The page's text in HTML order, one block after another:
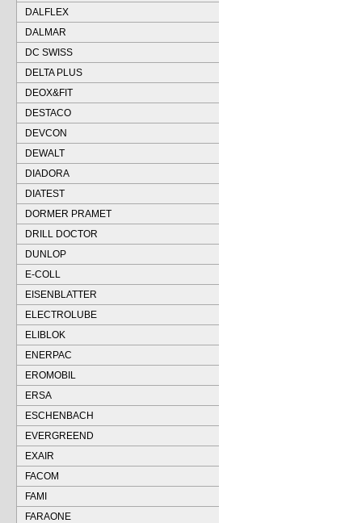
DALFLEX
DALMAR
DC SWISS
DELTA PLUS
DEOX&FIT
DESTACO
DEVCON
DEWALT
DIADORA
DIATEST
DORMER PRAMET
DRILL DOCTOR
DUNLOP
E-COLL
EISENBLATTER
ELECTROLUBE
ELIBLOK
ENERPAC
EROMOBIL
ERSA
ESCHENBACH
EVERGREEND
EXAIR
FACOM
FAMI
FARAONE